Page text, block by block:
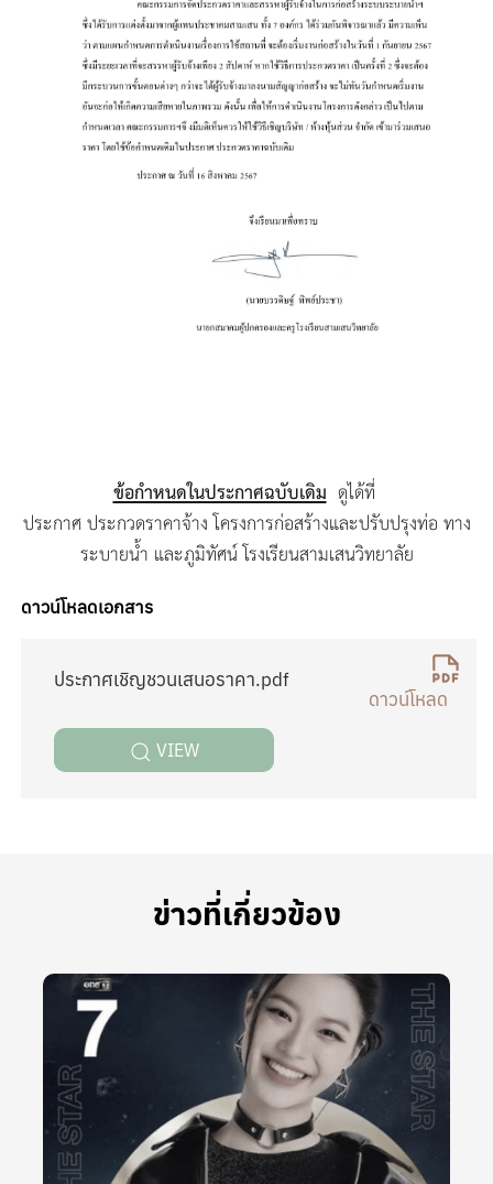
ข้อกำหนดในประกาศฉบับเดิม ดูได้ที่
ประกาศ ประกวดราคาจ้าง โครงการก่อสร้างและปรับปรุงท่อ ทาง
ระบายน้ำ และภูมิทัศน์ โรงเรียนสามเสนวิทยาลัย
ดาวน์โหลดเอกสาร
ประกาศเชิญชวนเสนอราคา.pdf
VIEW
ข่าวที่เกี่ยวข้อง